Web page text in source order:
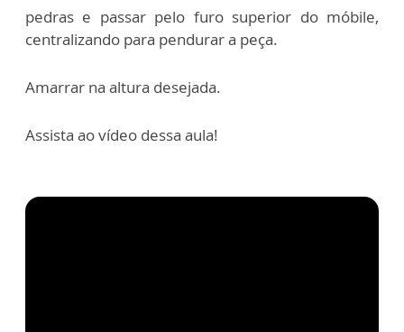
pedras e passar pelo furo superior do móbile,
centralizando para pendurar a peça.
Amarrar na altura desejada.
Assista ao vídeo dessa aula!